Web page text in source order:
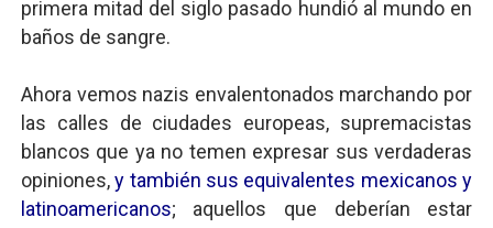
primera mitad del siglo pasado hundió al mundo en
baños de sangre.
Ahora vemos nazis envalentonados marchando por
las calles de ciudades europeas, supremacistas
blancos que ya no temen expresar sus verdaderas
opiniones,y también sus equivalentes mexicanos y
latinoamericanos; aquellos que deberían estar